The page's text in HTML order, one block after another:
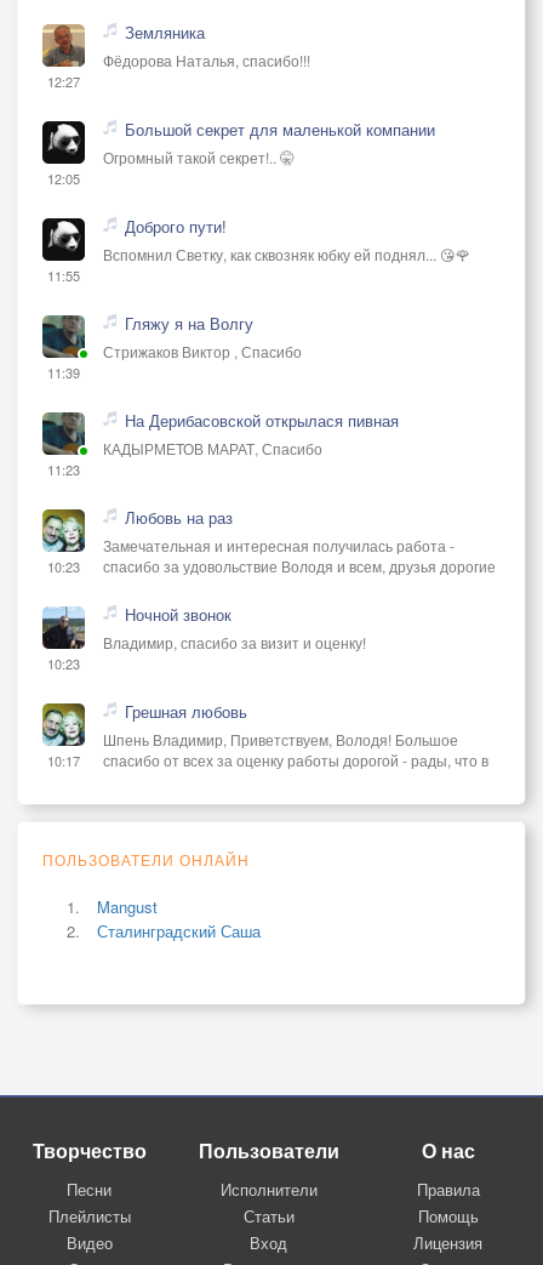
12:27
Земляника
Фёдорова Наталья, спасибо!!!
12:05
Большой секрет для маленькой компании
Огромный такой секрет!.. 🤫
11:55
Доброго пути!
Вспомнил Светку, как сквозняк юбку ей поднял... 😘🌹
11:39
Гляжу я на Волгу
Стрижаков Виктор , Спасибо
11:23
На Дерибасовской открылася пивная
КАДЫРМЕТОВ МАРАТ, Спасибо
10:23
Любовь на раз
Замечательная и интересная получилась работа -
спасибо за удовольствие Володя и всем, друзья дорогие
10:23
Ночной звонок
Владимир, спасибо за визит и оценку!
10:17
Грешная любовь
Шпень Владимир, Приветствуем, Володя! Большое
спасибо от всех за оценку работы дорогой - рады, что в
ПОЛЬЗОВАТЕЛИ ОНЛАЙН
Mangust
Сталинградский Саша
Творчество
Песни
Плейлисты
Видео
Пользователи
Исполнители
Статьи
Вход
О нас
Правила
Помощь
Лицензия